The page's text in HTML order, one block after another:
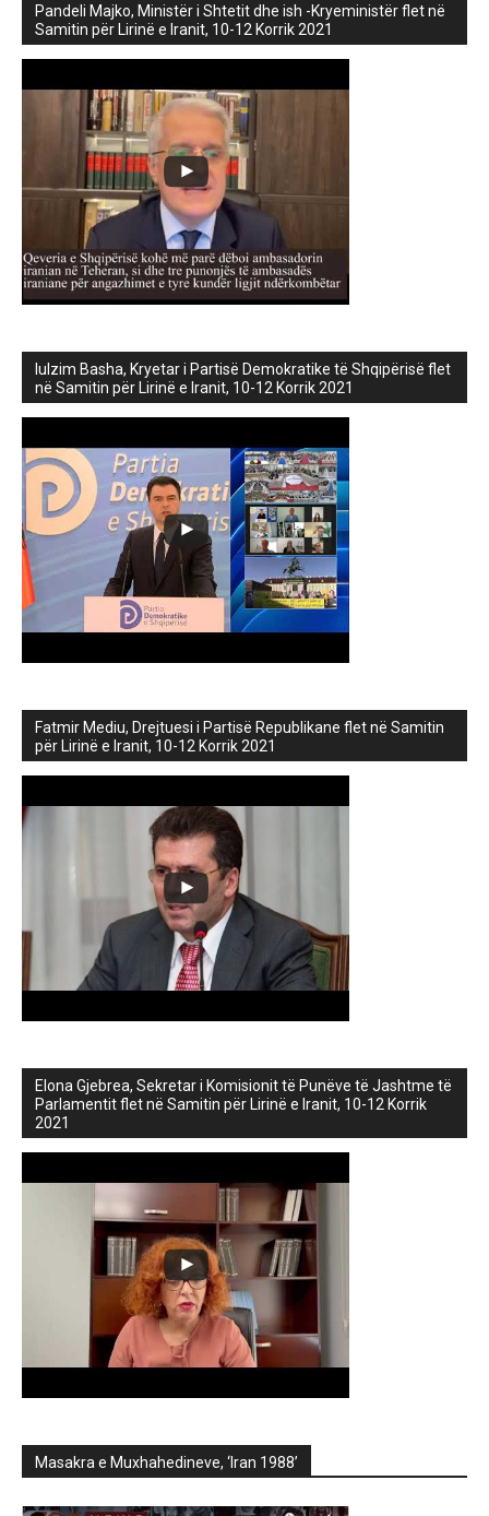
Pandeli Majko, Ministër i Shtetit dhe ish -Kryeministër flet në
Samitin për Lirinë e Iranit, 10-12 Korrik 2021
lulzim Basha, Kryetar i Partisë Demokratike të Shqipërisë flet
në Samitin për Lirinë e Iranit, 10-12 Korrik 2021
Fatmir Mediu, Drejtuesi i Partisë Republikane flet në Samitin
për Lirinë e Iranit, 10-12 Korrik 2021
Elona Gjebrea, Sekretar i Komisionit të Punëve të Jashtme të
Parlamentit flet në Samitin për Lirinë e Iranit, 10-12 Korrik
2021
Masakra e Muxhahedineve, ‘Iran 1988’